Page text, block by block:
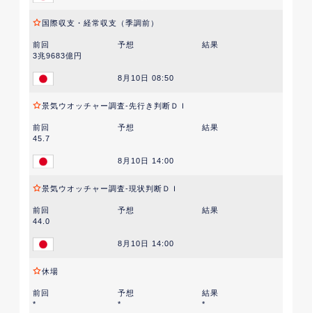
国際収支・経常収支（季調前）
前回 予想
結果
3兆9683億円
8月10日 08:50
景気ウオッチャー調査-先行き判断ＤＩ
前回 予想
結果
45.7
8月10日 14:00
景気ウオッチャー調査-現状判断ＤＩ
前回 予想
結果
44.0
8月10日 14:00
休場
前回 予想
結果
*
* *